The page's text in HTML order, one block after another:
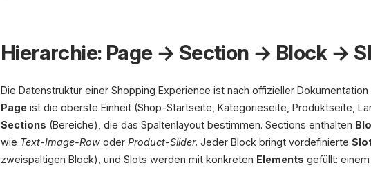
Hierarchie: Page → Section → Block →
Die Datenstruktur einer Shopping Experience ist nach offizieller
Page ist die oberste Einheit (Shop-Startseite, Kategorieseite, Produktseite,
Sections (Bereiche), die das Spaltenlayout bestimmen. Sections enthalten
wie Text-Image-Row oder Product-Slider. Jeder Block bringt vordefinierte
zweispaltigen Block), und Slots werden mit konkreten Elements gefüllt: